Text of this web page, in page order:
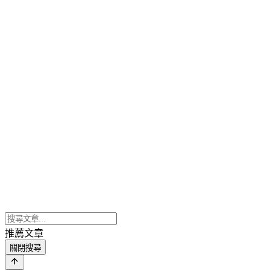
推薦文章
關閉搜尋